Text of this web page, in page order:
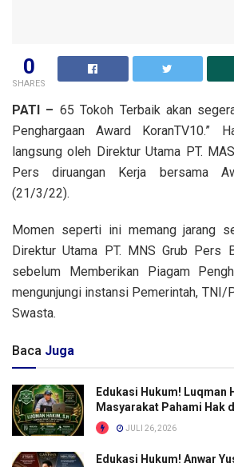
0
SHARES
PATI – 65 Tokoh Terbaik akan
Penghargaan Award KoranTV10.”
langsung oleh Direktur Utama PT.
Pers diruangan Kerja bersama
(21/3/22).
Momen seperti ini memang jarang
Direktur Utama PT. MNS Grub Pers
sebelum Memberikan Piagam
mengunjungi instansi Pemerintah, TNI/
Swasta.
Baca Juga
Edukasi Hukum! Luqman
Masyarakat Pahami Hak
JULI 26, 2026
Edukasi Hukum! Anwar